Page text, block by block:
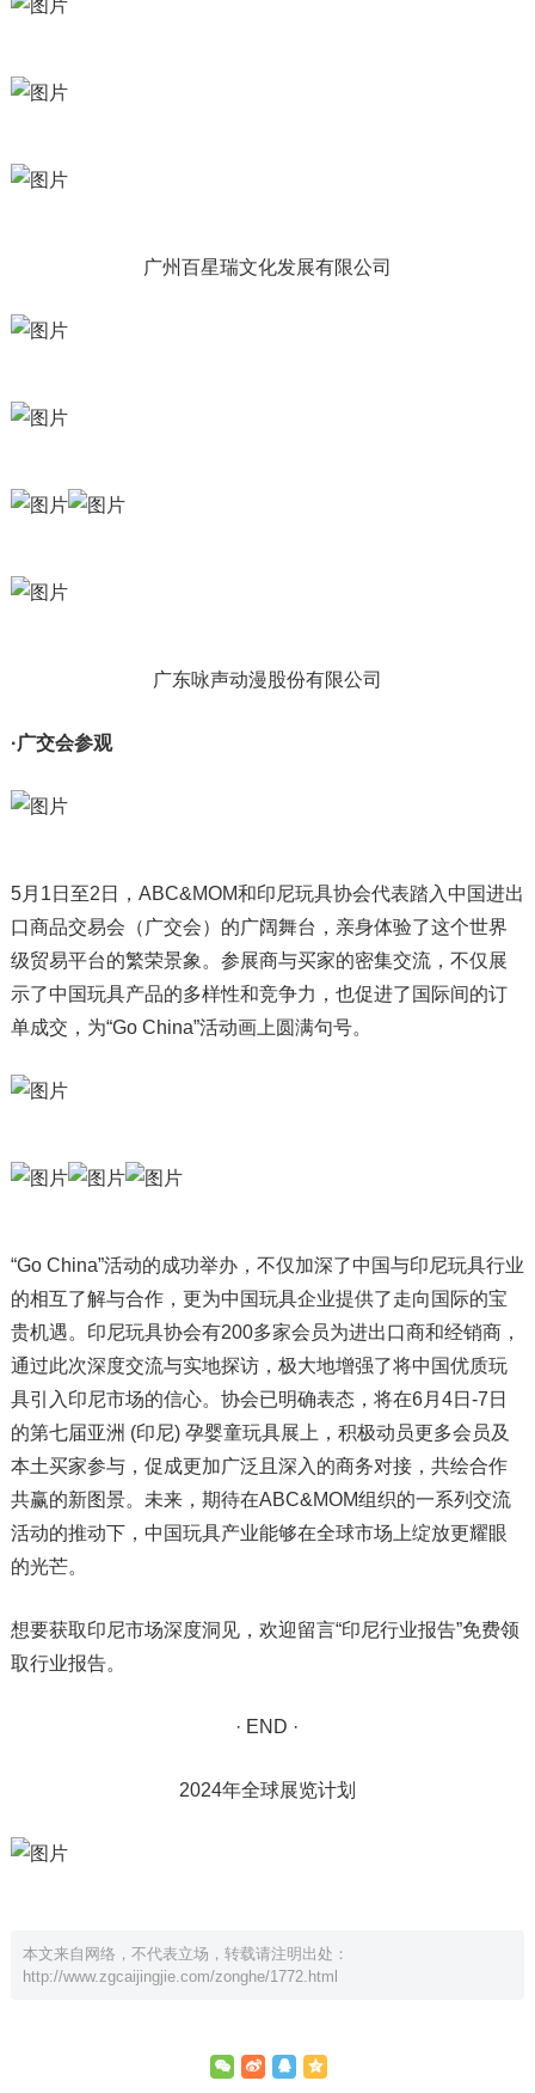
广州百星瑞文化发展有限公司
广东咏声动漫股份有限公司
·广交会参观
5月1日至2日，ABC&MOM和印尼玩具协会代表踏入中国进出
口商品交易会（广交会）的广阔舞台，亲身体验了这个世界
级贸易平台的繁荣景象。参展商与买家的密集交流，不仅展
示了中国玩具产品的多样性和竞争力，也促进了国际间的订
单成交，为“Go China”活动画上圆满句号。
“Go China”活动的成功举办，不仅加深了中国与印尼玩具行业
的相互了解与合作，更为中国玩具企业提供了走向国际的宝
贵机遇。印尼玩具协会有200多家会员为进出口商和经销商，
通过此次深度交流与实地探访，极大地增强了将中国优质玩
具引入印尼市场的信心。协会已明确表态，将在6月4日-7日
的第七届亚洲 (印尼) 孕婴童玩具展上，积极动员更多会员及
本土买家参与，促成更加广泛且深入的商务对接，共绘合作
共赢的新图景。未来，期待在ABC&MOM组织的一系列交流
活动的推动下，中国玩具产业能够在全球市场上绽放更耀眼
的光芒。
想要获取印尼市场深度洞见，欢迎留言“印尼行业报告”免费领
取行业报告。
· END ·
2024年全球展览计划
本文来自网络，不代表立场，转载请注明出处：
http://www.zgcaijingjie.com/zonghe/1772.html